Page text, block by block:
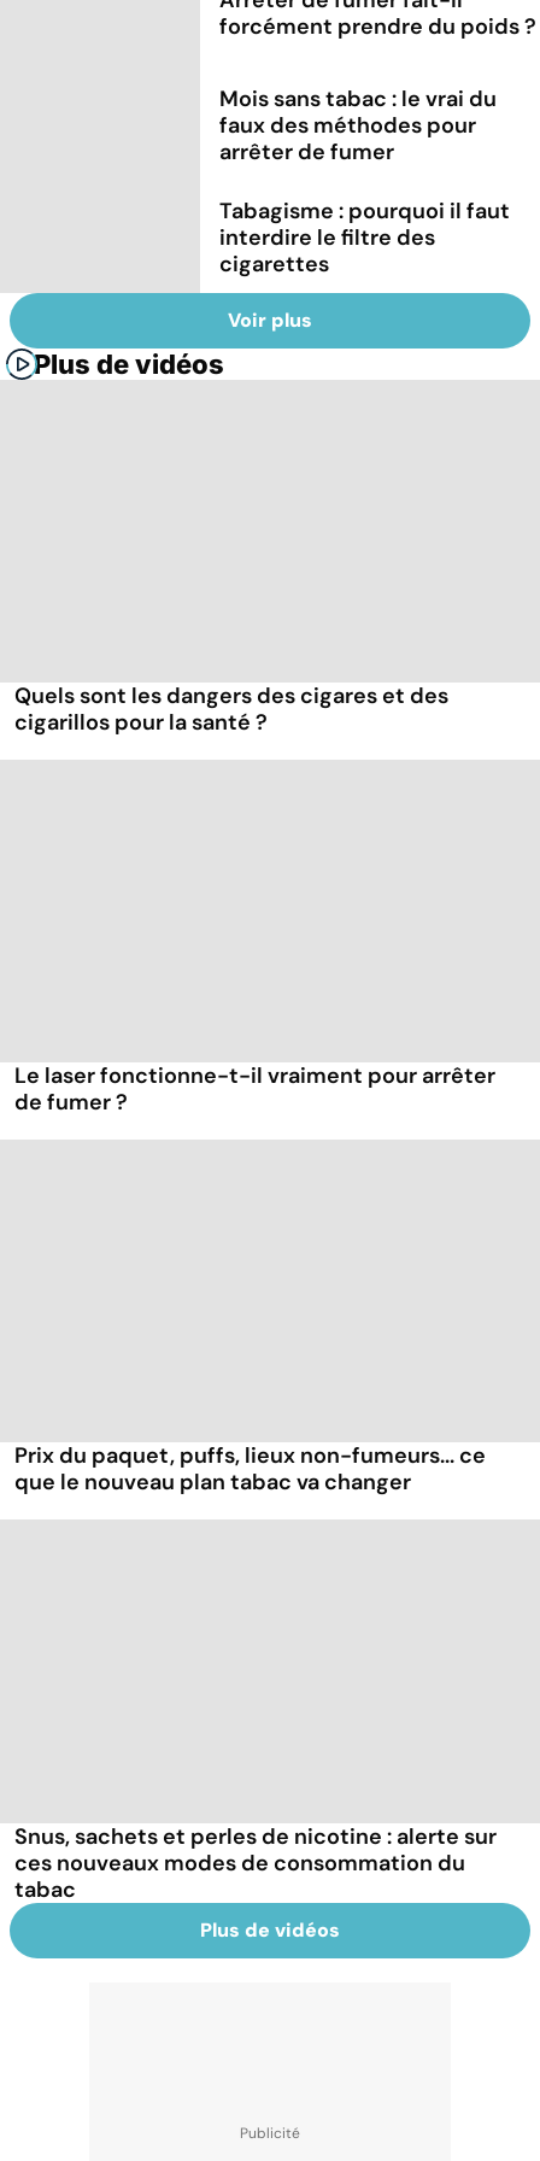
forcément prendre du poids ?
Mois sans tabac : le vrai du
faux des méthodes pour
arrêter de fumer
Tabagisme : pourquoi il faut
interdire le filtre des
cigarettes
Voir plus
Plus de vidéos
Quels sont les dangers des cigares et des
cigarillos pour la santé ?
Le laser fonctionne-t-il vraiment pour arrêter
de fumer ?
Prix du paquet, puffs, lieux non-fumeurs... ce
que le nouveau plan tabac va changer
Snus, sachets et perles de nicotine : alerte sur
ces nouveaux modes de consommation du
tabac
Plus de vidéos